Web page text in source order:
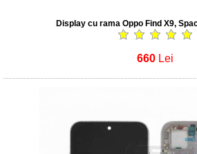
Display cu rama Oppo Find X9,
660 Lei